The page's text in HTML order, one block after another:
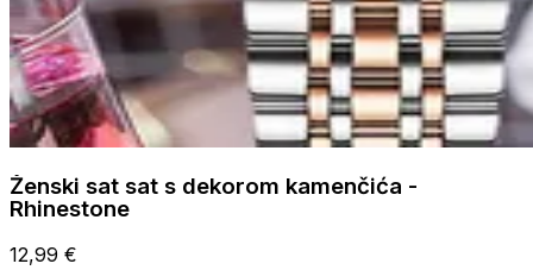
Ženski sat sat s dekorom kamenčića -
Rhinestone
12,99 €